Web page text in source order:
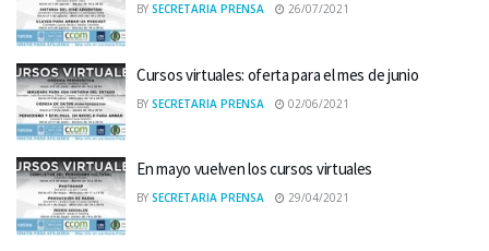
BY SECRETARIA PRENSA 26/07/2021
Cursos virtuales: oferta para el mes de junio
BY SECRETARIA PRENSA 02/06/2021
En mayo vuelven los cursos virtuales
BY SECRETARIA PRENSA 29/04/2021